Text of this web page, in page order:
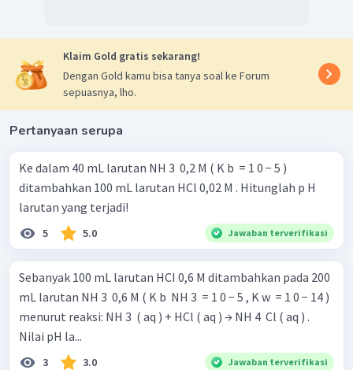
Klaim Gold gratis sekarang!
Dengan Gold kamu bisa tanya soal ke Forum
sepuasnya, lho.
Pertanyaan serupa
Ke dalam 40 mL larutan NH 3 ​ 0,2 M ( K b ​ = 1 0 − 5 )
ditambahkan 100 mL larutan HCl 0,02 M . Hitunglah p H
larutan yang terjadi!
5 5.0 Jawaban terverifikasi
Sebanyak 100 mL larutan HCI 0,6 M ditambahkan pada 200
mL larutan NH 3 ​ 0,6 M ( K b ​ NH 3 ​ = 1 0 − 5 , K w ​ = 1 0 − 14 )
menurut reaksi: NH 3 ​ ( aq ) + HCl ( aq ) → NH 4 ​ Cl ( aq ) .
Nilai pH la...
3 3.0 Jawaban terverifikasi